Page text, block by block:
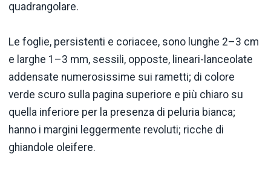
quadrangolare.
Le foglie, persistenti e coriacee, sono lunghe 2–3 cm
e larghe 1–3 mm, sessili, opposte, lineari-lanceolate
addensate numerosissime sui rametti; di colore
verde scuro sulla pagina superiore e più chiaro su
quella inferiore per la presenza di peluria bianca;
hanno i margini leggermente revoluti; ricche di
ghiandole oleifere.